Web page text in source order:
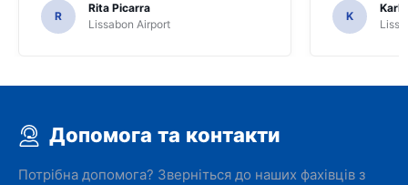
R
Rita Picarra
Lissabon Airport
K
Karl
Допомога та контакти
Потрібна допомога? Зверніться до наших фахівців з